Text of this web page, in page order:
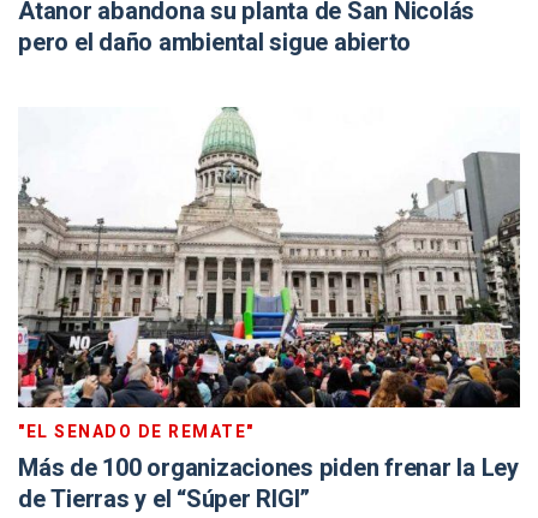
Atanor abandona su planta de San Nicolás
pero el daño ambiental sigue abierto
"EL SENADO DE REMATE"
Más de 100 organizaciones piden frenar la Ley
de Tierras y el “Súper RIGI”